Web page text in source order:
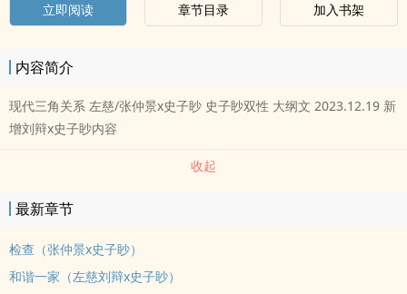
立即阅读 章节目录 加入书架
内容简介
现代三角关系 左慈/张仲景x史子眇 史子眇双性 大纲文 2023.12.19 新
增刘辩x史子眇内容
收起
最新章节
检查（张仲景x史子眇）
和谐一家（左慈刘辩x史子眇）